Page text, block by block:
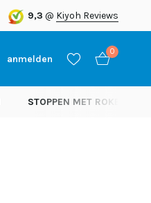
9,3 @ Kiyoh Reviews
anmelden
0
STOPPEN MET ROKEN